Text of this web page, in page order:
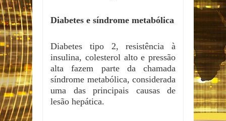
Diabetes e síndrome metabólica
Diabetes tipo 2, resistência à
insulina, colesterol alto e pressão
alta fazem parte da chamada
síndrome metabólica, considerada
uma das principais causas de
lesão hepática.